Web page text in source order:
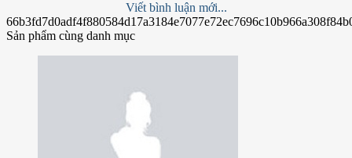
Viết bình luận mới...
Sản phẩm cùng danh mục